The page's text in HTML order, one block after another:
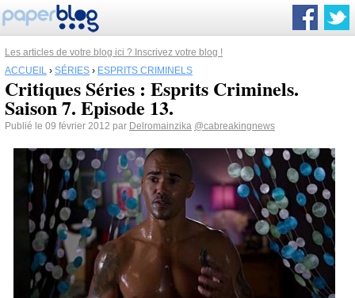
Les articles de votre blog ici ? Inscrivez votre blog !
ACCUEIL › SÉRIES › ESPRITS CRIMINELS
Critiques Séries : Esprits Criminels.
Saison 7. Episode 13.
Publié le 09 février 2012 par Delromainzika @cabreakingnews